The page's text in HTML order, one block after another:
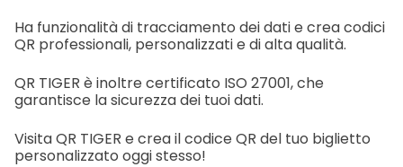
Ha funzionalità di tracciamento dei dati e crea codici
QR professionali, personalizzati e di alta qualità.
QR TIGER è inoltre certificato ISO 27001, che
garantisce la sicurezza dei tuoi dati.
Visita QR TIGER e crea il codice QR del tuo biglietto
personalizzato oggi stesso!